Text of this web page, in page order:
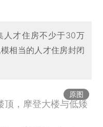
人才住房不少于30万
相当的人才住房封闭
原图
顶，摩登大楼与低矮